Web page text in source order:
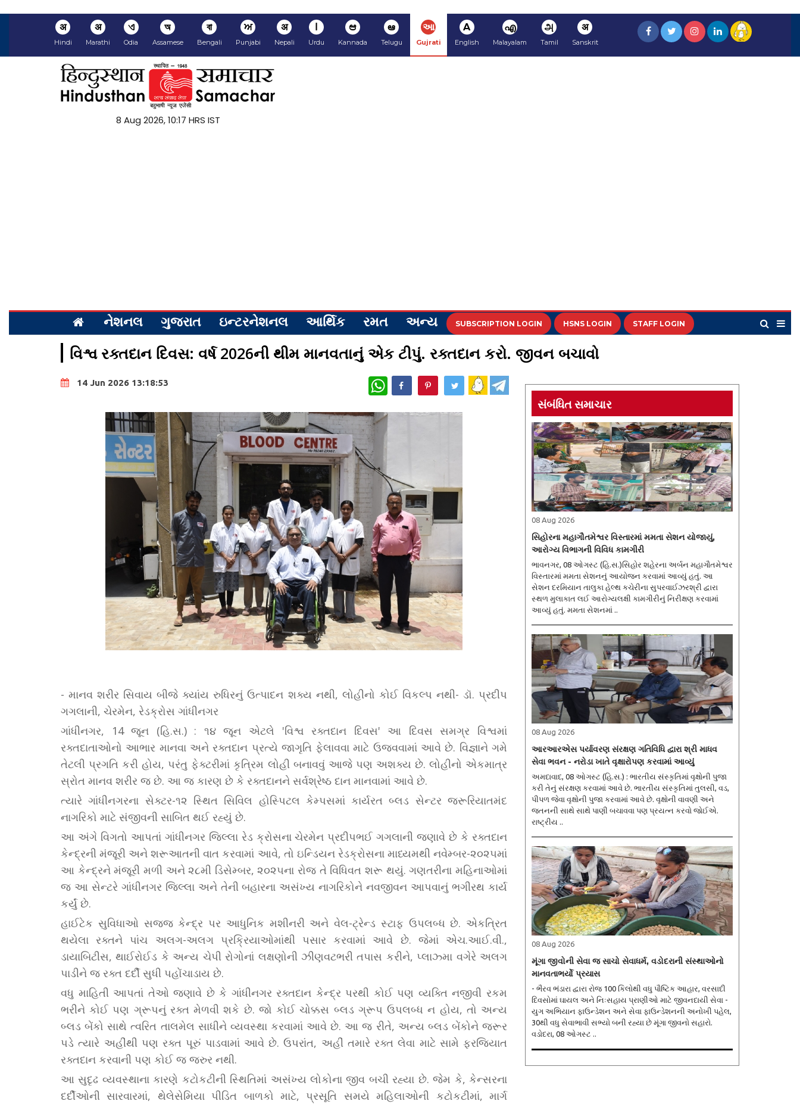
अ
Hindi
अ
Marathi
ଏ
Odia
অ
Assamese
বা
Bengali
ਅ
Punjabi
अ
Nepali
ا
Urdu
ಆ
Kannada
ఆ
Telugu
આ
Gujrati
A
English
എ
Malayalam
அ
Tamil
अ
Sanskrit
8 Aug 2026, 10:17 HRS IST
નેશનલ ગુજરાત ઇન્ટરનેશનલ આર્થિક રમત અન્ય SUBSCRIPTION LOGIN HSNS LOGIN STAFF LOGIN
વિશ્વ રક્તદાન દિવસ: વર્ષ 2026ની થીમ માનવતાનું એક ટીપું. રક્તદાન કરો. જીવન બચાવો
14 Jun 2026 13:18:53 WhatsApp
- માનવ શરીર સિવાય બીજે ક્યાંય રુધિરનું ઉત્પાદન શક્ય નથી, લોહીનો કોઈ વિકલ્પ નથી- ડૉ. પ્રદીપ
ગગલાની, ચેરમેન, રેડક્રોસ ગાંધીનગર
ગાંધીનગર, 14 જૂન (હિ.સ.) : ૧૪ જૂન એટલે 'વિશ્વ રક્તદાન દિવસ' આ દિવસ સમગ્ર વિશ્વમાં
રક્તદાતાઓનો આભાર માનવા અને રક્તદાન પ્રત્યે જાગૃતિ ફેલાવવા માટે ઉજવવામાં આવે છે. વિજ્ઞાને ગમે
તેટલી પ્રગતિ કરી હોય, પરંતુ ફેક્ટરીમાં કૃત્રિમ લોહી બનાવવું આજે પણ અશક્ય છે. લોહીનો એકમાત્ર
સ્રોત માનવ શરીર જ છે. આ જ કારણ છે કે રક્તદાનને સર્વશ્રેષ્ઠ દાન માનવામાં આવે છે.
ત્યારે ગાંધીનગરના સેક્ટર-૧૨ સ્થિત સિવિલ હોસ્પિટલ કેમ્પસમાં કાર્યરત બ્લડ સેન્ટર જરૂરિયાતમંદ
નાગરિકો માટે સંજીવની સાબિત થઈ રહ્યું છે.
આ અંગે વિગતો આપતાં ગાંધીનગર જિલ્લા રેડ ક્રોસના ચેરમેન પ્રદીપભઈ ગગલાની જણાવે છે કે રક્તદાન
કેન્દ્રની મંજૂરી અને શરૂઆતની વાત કરવામાં આવે, તો ઇન્ડિયન રેડક્રોસના માધ્યમથી નવેમ્બર-૨૦૨૫માં
આ કેન્દ્રને મંજૂરી મળી અને ૨૮મી ડિસેમ્બર, ૨૦૨૫ના રોજ તે વિધિવત શરૂ થયું. ગણતરીના મહિનાઓમાં
જ આ સેન્ટરે ગાંધીનગર જિલ્લા અને તેની બહારના અસંખ્ય નાગરિકોને નવજીવન આપવાનું ભગીરથ કાર્ય
કર્યું છે.
હાઈટેક સુવિધાઓ સજ્જ કેન્દ્ર પર આધુનિક મશીનરી અને વેલ-ટ્રેન્ડ સ્ટાફ ઉપલબ્ધ છે. એકત્રિત
થયેલા રક્તને પાંચ અલગ-અલગ પ્રક્રિયાઓમાંથી પસાર કરવામાં આવે છે. જેમાં એચ.આઈ.વી.,
ડાયાબિટીસ, થાઈરોઈડ કે અન્ય ચેપી રોગોનાં લક્ષણોની ઝીણવટભરી તપાસ કરીને, પ્લાઝ્મા વગેરે અલગ
પાડીને જ રક્ત દર્દી સુધી પહોંચાડાય છે.
વધુ માહિતી આપતાં તેઓ જણાવે છે કે ગાંધીનગર રક્તદાન કેન્દ્ર પરથી કોઈ પણ વ્યક્તિ નજીવી રકમ
ભરીને કોઈ પણ ગ્રૂપનું રક્ત મેળવી શકે છે. જો કોઈ ચોક્કસ બ્લડ ગ્રૂપ ઉપલબ્ધ ન હોય, તો અન્ય
બ્લડ બેંકો સાથે ત્વરિત તાલમેલ સાધીને વ્યવસ્થા કરવામાં આવે છે. આ જ રીતે, અન્ય બ્લડ બેંકોને જરૂર
પડે ત્યારે અહીંથી પણ રક્ત પૂરું પાડવામાં આવે છે. ઉપરાંત, અહીં તમારે રક્ત લેવા માટે સામે ફરજિયાત
રક્તદાન કરવાની પણ કોઈ જ જરુર નથી.
આ સુદૃઢ વ્યવસ્થાના કારણે કટોકટીની સ્થિતિમાં અસંખ્ય લોકોના જીવ બચી રહ્યા છે. જેમ કે, કેન્સરના
દર્દીઓની સારવારમાં, થેલેસેમિયા પીડિત બાળકો માટે, પ્રસૂતિ સમયે મહિલાઓની કટોકટીમાં, માર્ગ
સંબંધિત સમાચાર
08 Aug 2026
સિહોરના મહાગૌતમેશ્વર વિસ્તારમાં મમતા સેશન યોજાયું,
આરોગ્ય વિભાગની વિવિધ કામગીરી
ભાવનગર, 08 ઓગસ્ટ (હિ.સ.)સિહોર શહેરના અર્બન મહાગૌતમેશ્વર
વિસ્તારમાં મમતા સેશનનું આયોજન કરવામાં આવ્યું હતું. આ
સેશન દરમિયાન તાલુકા હેલ્થ કચેરીના સુપરવાઈઝરશ્રી દ્વારા
સ્થળ મુલાકાત લઈ આરોગ્યલક્ષી કામગીરીનું નિરીક્ષણ કરવામાં
આવ્યું હતું. મમતા સેશનમાં ..
08 Aug 2026
આરઆરએસ પર્યાવરણ સંરક્ષણ ગતિવિધિ દ્વારા શ્રી માધવ
સેવા ભવન - નરોડા ખાતે વૃક્ષારોપણ કરવામાં આવ્યું
અમદાવાદ, 08 ઓગસ્ટ (હિ.સ.) : ભારતીય સંસ્કૃતિમાં વૃક્ષોની પુજા
કરી તેનું સંરક્ષણ કરવામાં આવે છે. ભારતીય સંસ્કૃતિમાં તુલસી, વડ,
પીપળ જેવા વૃક્ષોની પુજા કરવામાં આવે છે. વૃક્ષોની વાવણી અને
જતનની સાથે સાથે પાણી બચાવવા પણ પ્રયત્ન કરવો જોઈએ.
રાષ્ટ્રીય ..
08 Aug 2026
મૂંગા જીવોની સેવા જ સાચો સેવાધર્મ, વડોદરાની સંસ્થાઓનો
માનવતાભર્યો પ્રયાસ
- ભૈરવ ભંડારા દ્વારા રોજ 100 કિલોથી વધુ પૌષ્ટિક આહાર, વરસાદી
દિવસોમાં ઘાયલ અને નિઃસહાય પ્રાણીઓ માટે જીવનદાયી સેવા -
યુગ અભિયાન ફાઉન્ડેશન અને સેવા ફાઉન્ડેશનની અનોખી પહેલ,
30થી વધુ સેવાભાવી સભ્યો બની રહ્યા છે મૂંગા જીવનો સહારો.
વડોદરા, 08 ઓગસ્ટ ..